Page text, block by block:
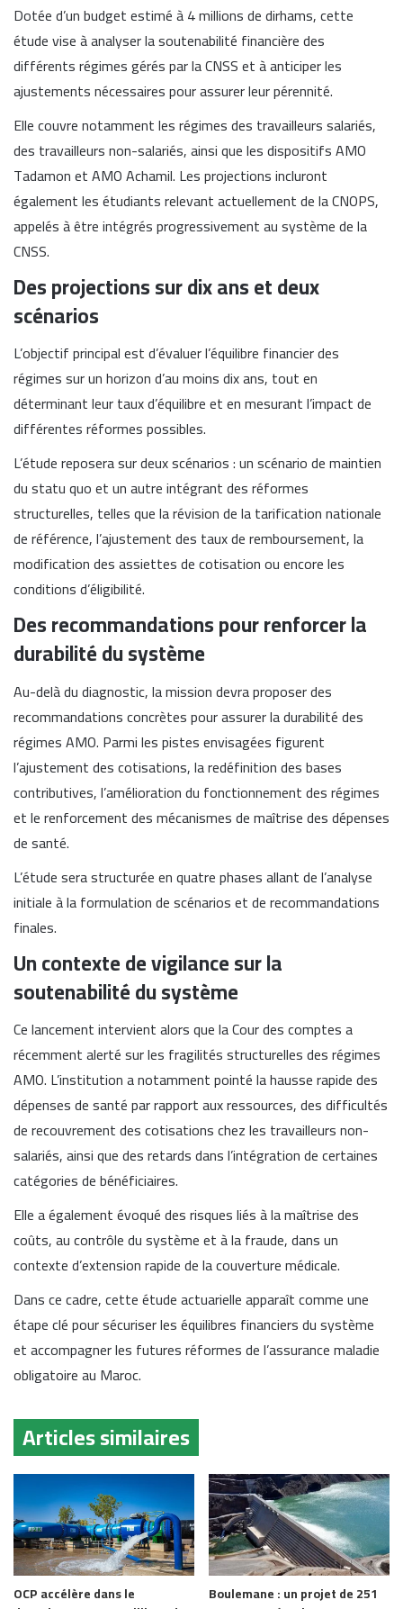
Dotée d’un budget estimé à 4 millions de dirhams, cette
étude vise à analyser la soutenabilité financière des
différents régimes gérés par la CNSS et à anticiper les
ajustements nécessaires pour assurer leur pérennité.
Elle couvre notamment les régimes des travailleurs salariés,
des travailleurs non-salariés, ainsi que les dispositifs AMO
Tadamon et AMO Achamil. Les projections incluront
également les étudiants relevant actuellement de la CNOPS,
appelés à être intégrés progressivement au système de la
CNSS.
Des projections sur dix ans et deux
scénarios
L’objectif principal est d’évaluer l’équilibre financier des
régimes sur un horizon d’au moins dix ans, tout en
déterminant leur taux d’équilibre et en mesurant l’impact de
différentes réformes possibles.
L’étude reposera sur deux scénarios : un scénario de maintien
du statu quo et un autre intégrant des réformes
structurelles, telles que la révision de la tarification nationale
de référence, l’ajustement des taux de remboursement, la
modification des assiettes de cotisation ou encore les
conditions d’éligibilité.
Des recommandations pour renforcer la
durabilité du système
Au-delà du diagnostic, la mission devra proposer des
recommandations concrètes pour assurer la durabilité des
régimes AMO. Parmi les pistes envisagées figurent
l’ajustement des cotisations, la redéfinition des bases
contributives, l’amélioration du fonctionnement des régimes
et le renforcement des mécanismes de maîtrise des dépenses
de santé.
L’étude sera structurée en quatre phases allant de l’analyse
initiale à la formulation de scénarios et de recommandations
finales.
Un contexte de vigilance sur la
soutenabilité du système
Ce lancement intervient alors que la Cour des comptes a
récemment alerté sur les fragilités structurelles des régimes
AMO. L’institution a notamment pointé la hausse rapide des
dépenses de santé par rapport aux ressources, des difficultés
de recouvrement des cotisations chez les travailleurs non-
salariés, ainsi que des retards dans l’intégration de certaines
catégories de bénéficiaires.
Elle a également évoqué des risques liés à la maîtrise des
coûts, au contrôle du système et à la fraude, dans un
contexte d’extension rapide de la couverture médicale.
Dans ce cadre, cette étude actuarielle apparaît comme une
étape clé pour sécuriser les équilibres financiers du système
et accompagner les futures réformes de l’assurance maladie
obligatoire au Maroc.
Articles similaires
OCP accélère dans le
Boulemane : un projet de 251